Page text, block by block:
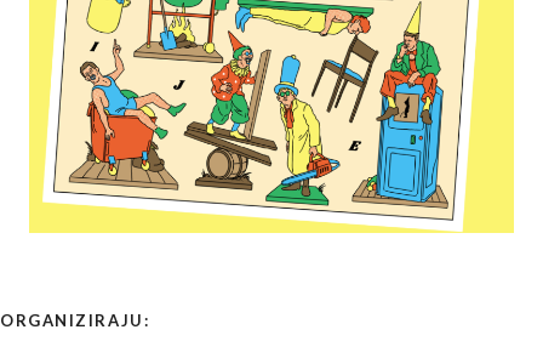
ORGANIZIRAJU: